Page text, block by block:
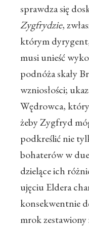
sprawdza się
Zygfrydzie,
którym
musi unieść
podnóża skały
wzniosłości;
Wędrowca, który
żeby Zygfryd
podkreślić nie
bohaterów w
dzielące ich
ujęciu Eldera
konsekwentnie
mrok zestawiony